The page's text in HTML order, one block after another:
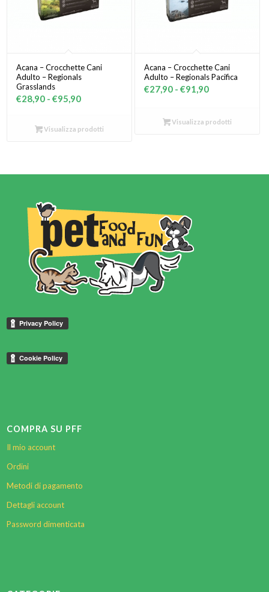
Acana – Crocchette Cani
Adulto – Regionals
Grasslands
€28,90 - €95,90Fascia
prezzo:
Visualizza prodotti
Acana – Crocchette Cani
Adulto – Regionals Pacifica
€27,90 - €91,90Fascia
prezzo:
€91,90
Visualizza prodotti
COMPRA SU PFF
Il mio account
Ordini
Metodi di pagamento
Dettagli account
Password dimenticata